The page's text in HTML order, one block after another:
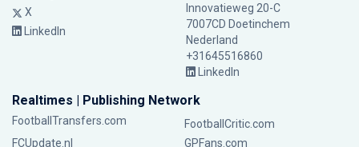
X
LinkedIn
Innovatieweg 20-C
7007CD Doetinchem
Nederland
+31645516860
LinkedIn
Realtimes | Publishing Network
FootballTransfers.com
FootballCritic.com
FCUpdate.nl
GPFans.com